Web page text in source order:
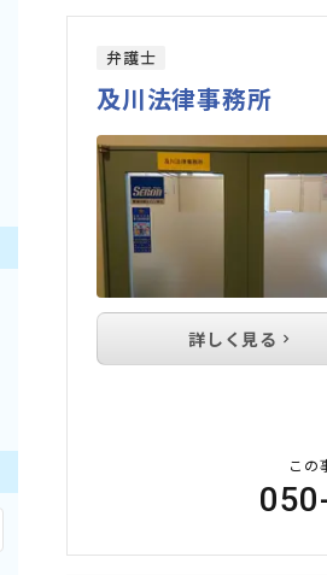
弁護士
及川法律事務所
詳しく見る
この